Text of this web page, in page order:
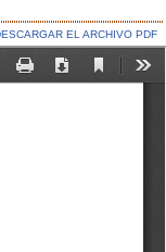
EL ARCHIVO PDF